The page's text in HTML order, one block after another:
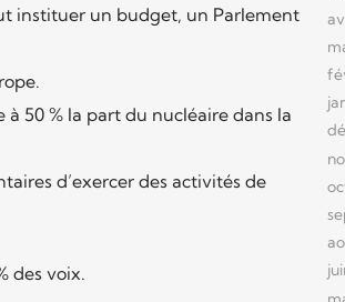
instituer un budget, un Parlement
à 50 % la part du nucléaire dans la
d’exercer des activités de
des voix.